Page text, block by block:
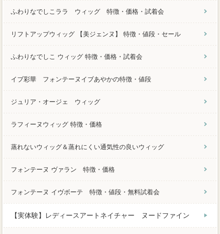
ふわりなでしこララ ウィッグ 特徴・価格・試着会
リフトアップウィッグ 【美ジェンヌ】 特徴・値段・セール
ふわりなでしこ ウィッグ 特徴・価格・試着会
イブ彩華 フォンテーヌイブあやかの特徴・値段
ジュリア・オージェ ウィッグ
ラフィーヌウィッグ 特徴・価格
蒸れないウィッグ＆蒸れにくい通気性の良いウィッグ
フォンテーヌ ヴァラン 特徴・価格
フォンテーヌ イヴボーテ 特徴・値段・無料試着会
【実体験】レディースアートネイチャー ヌードファイン